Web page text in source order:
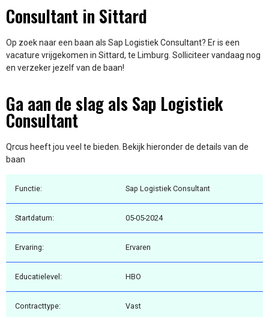
Consultant in Sittard
Op zoek naar een baan als Sap Logistiek Consultant? Er is een
vacature vrijgekomen in Sittard, te Limburg. Solliciteer vandaag nog
en verzeker jezelf van de baan!
Ga aan de slag als Sap Logistiek
Consultant
Qrcus heeft jou veel te bieden. Bekijk hieronder de details van de
baan
Functie: Sap Logistiek Consultant
Startdatum: 05-05-2024
Ervaring: Ervaren
Educatielevel: HBO
Contracttype: Vast